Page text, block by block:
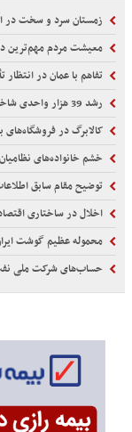
زمستان سرد و سخت در
معیشت مردم مهم‌ترین
تفاهم با عمان در
رشد 39 هزار واحدی شاخص کل در یک روز پرعرضه
کالابرگ در
خشم خانواده‌های نظامیان
توضیح مقام سابق
اخلال در ساختاری
محموله عظیم گوشت
حساب‌های شرکت ملی